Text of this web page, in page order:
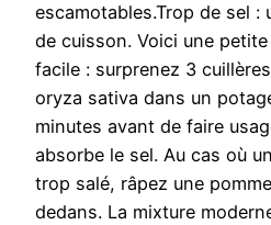
escamotables.Trop de sel :
de cuisson. Voici une
facile : surprenez 3
oryza sativa dans un
minutes avant de faire
absorbe le sel. Au cas où
trop salé, râpez une
dedans. La mixture